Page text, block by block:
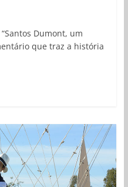
Dumont, um
que traz a história